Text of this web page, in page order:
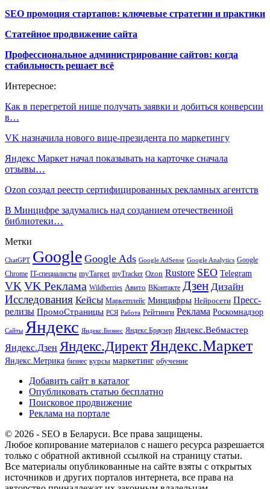
SEO промоция стартапов: ключевые стратегии и практики
Статейное продвижение сайта
Профессиональное администрирование сайтов: когда
стабильность решает всё
Интересное:
Как в перегретой нише получать заявки и добиться конверсии
в…
VK назначила нового вице-президента по маркетингу
Яндекс Маркет начал показывать на карточке сначала
отзывы…
Ozon создал реестр сертифицированных рекламных агентств
В Минцифре задумались над созданием отечественной
библиотеки…
Метки
ChatGPT Google Google Ads Google AdSense Google Analytics Google
Chrome IT-специалисты myTarget myTracker Ozon Rustore SEO Telegram
VK VK Реклама Wildberries Авито ВКонтакте Дзен Дизайн
Исследования Кейсы Маркетплейс Минцифры Нейросети Пресс-
релизы ПромоСтраницы РСЯ Работа Рейтинги Реклама Роскомнадзор
Сайты Яндекс Яндекс.Бизнес Яндекс.Браузер Яндекс.Вебмастер
Яндекс.Дзен Яндекс.ДиректЯндекс.Маркет
Яндекс.Метрика бизнес курсы маркетинг обучение
Добавить сайт в каталог
Опубликовать статью бесплатно
Поисковое продвижение
Реклама на портале
© 2026 - SEO в Беларуси. Все права защищены.
Любое копирование материалов с нашего ресурса разрешается
только с обратной активной ссылкой на страницу статьи.
Все материалы опубликованные на сайте взяты с открытых
источников и других порталов интернета, все права на